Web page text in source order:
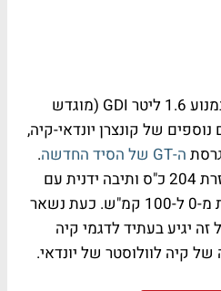
יחידת הכוח עושה שימוש במנוע 1.6 ליטר GDI (מוגדש
של קונצרן יונדאי-קיה,
ה-GT של הסיד החדשה
.
לפחות אותה הוא מאיץ, בעזרת 204 כ"ס ותיבה ידנית עם
שישה הילוכים, ב-7.7 שניות מ-0 ל-100 קמ"ש. כעת נשאר
יגיע בעתיד לדגמי קיה
קיה לוולוסטר של יונדאי.